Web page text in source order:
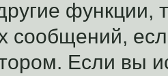
функции,
сообщений,
Если вы